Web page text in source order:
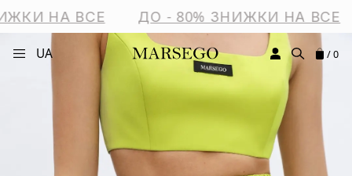
НА ВСЕ ДО - 80% ЗНИЖКИ НА ВСЕ
UA / 0